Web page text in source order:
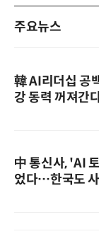
주요뉴스
韓 AI리더십 공
강 동력 꺼져간
中 통신사, 'AI
었다…한국도